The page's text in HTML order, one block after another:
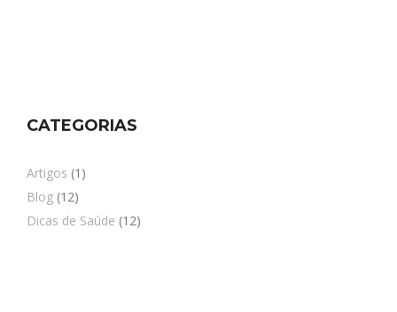
CATEGORIAS
Artigos (1)
Blog (12)
Dicas de Saúde (12)